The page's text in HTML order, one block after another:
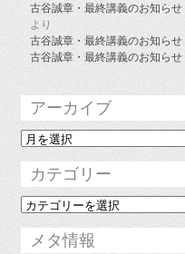
古谷誠章・最終講義のお知らせ
より
古谷誠章・最終講義のお知らせ
古谷誠章・最終講義のお知らせ
アーカイブ
ア
ブ
カテゴリー
カ
メタ情報